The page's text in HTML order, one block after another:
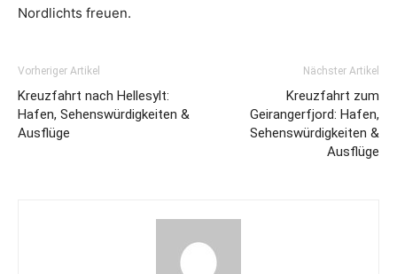
Nordlichts freuen.
Vorheriger Artikel
Kreuzfahrt nach Hellesylt:
Hafen, Sehenswürdigkeiten &
Ausflüge
Nächster Artikel
Kreuzfahrt zum
Geirangerfjord: Hafen,
Sehenswürdigkeiten &
Ausflüge